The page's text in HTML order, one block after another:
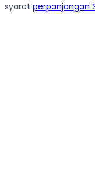
syarat perpanjangan